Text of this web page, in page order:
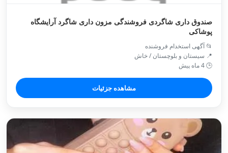
صندوق داری شاگردی فروشندگی مزون داری شاگرد آرایشگاه
پوشاکی
📂 آگهی استخدام فروشنده
📍 سیستان و بلوچستان / خاش
🕒 4 ماه پیش
مشاهده جزئیات